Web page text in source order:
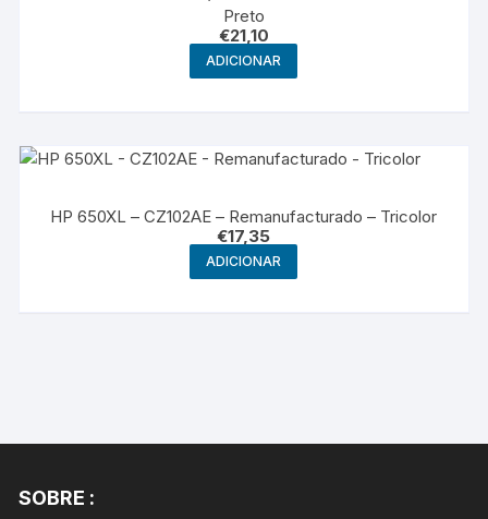
Preto
€21,10
ADICIONAR
HP 650XL – CZ102AE – Remanufacturado – Tricolor
€17,35
ADICIONAR
SOBRE :